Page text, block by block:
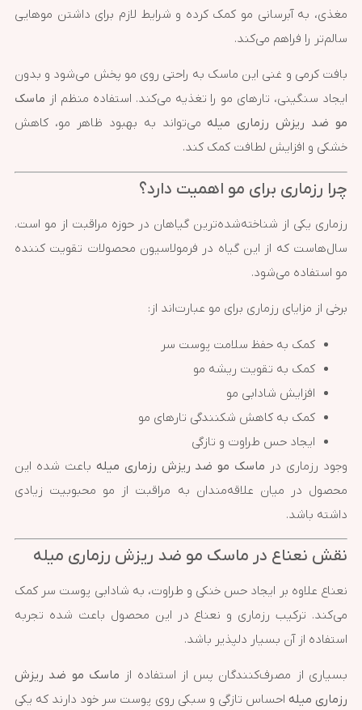
مغذی، به آبرسانی مو کمک کرده و شرایط لازم برای داشتن موهایی
سالم‌تر را فراهم می‌کند.
بافت کرمی و غنی این ماسک به راحتی روی مو پخش می‌شود و بدون
ایجاد سنگینی، تارهای مو را تغذیه می‌کند. استفاده منظم از ماسک
مو ضد ریزش رزماری میله می‌تواند به بهبود ظاهر مو، کاهش
خشکی و افزایش لطافت کمک کند.
چرا رزماری برای مو اهمیت دارد؟
رزماری یکی از شناخته‌شده‌ترین گیاهان در حوزه مراقبت از مو است.
سال‌هاست که از این گیاه در فرمولاسیون محصولات تقویت کننده
مو استفاده می‌شود.
برخی از مزایای رزماری برای مو عبارت‌اند از:
کمک به حفظ سلامت پوست سر
کمک به تقویت ریشه مو
افزایش شادابی مو
کمک به کاهش شکنندگی تارهای مو
ایجاد حس طراوت و تازگی
وجود رزماری در ماسک مو ضد ریزش رزماری میله باعث شده این
محصول در میان علاقه‌مندان به مراقبت از مو محبوبیت زیادی
داشته باشد.
نقش نعناع در ماسک مو ضد ریزش رزماری میله
نعناع علاوه بر ایجاد حس خنکی و طراوت، به شادابی پوست سر کمک
می‌کند. ترکیب رزماری و نعناع در این محصول باعث شده تجربه
استفاده از آن بسیار دلپذیر باشد.
بسیاری از مصرف‌کنندگان پس از استفاده از ماسک مو ضد ریزش
رزماری میله احساس تازگی و سبکی روی پوست سر خود دارند که یکی